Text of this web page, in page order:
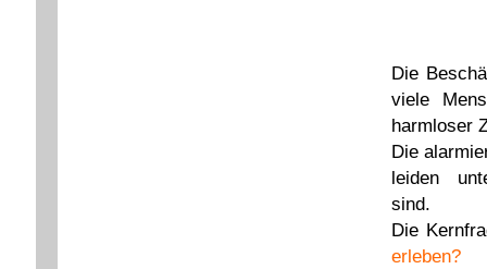
Die
viele
harmloser
Die
leiden
Die
erleben?